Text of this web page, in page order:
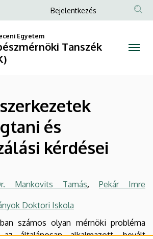
Anonim
fiók
menüje
Bejelentkezés
Egyetem
Tanszék
és
kérdései
Mankovits Tamás, Pekár Imre
Doktori Iskola
számos olyan mérnöki probléma
általánosan alkalmazott, bevált